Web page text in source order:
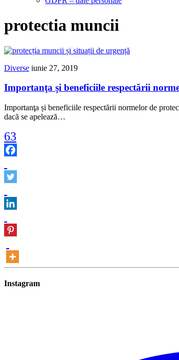
protectia muncii
Diverse iunie 27, 2019
Importanţa și beneficiile respectării
Importanţa și beneficiile respectării normelor de
dacă se apelează…
63
Instagram